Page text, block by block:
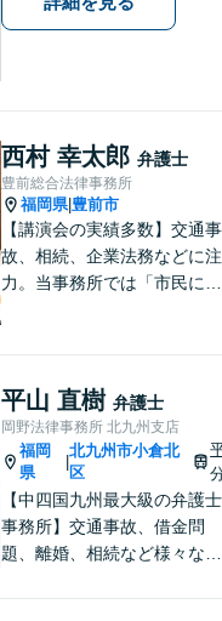
西村 幸太郎 弁護士
豊前総合法律事務所
福岡県| 豊前市
【講演会の実績多数】交通事
故、相続、企業法務などに注
力。当事務所では「市民に力
さまが前向きに人生を歩んで
いけるよう、全力でサポート
します。お気軽にご相談くだ
さい【休日面談可】【完全個
室】
平山 直樹 弁護士
岡野法律事務所 北九州支店
福岡
県
|
北九州市小倉北
区
【中四国九州最大級の弁護士
事務所】交通事故、借金問
題、離婚、相続など様々な問
料」の相談を行っています！